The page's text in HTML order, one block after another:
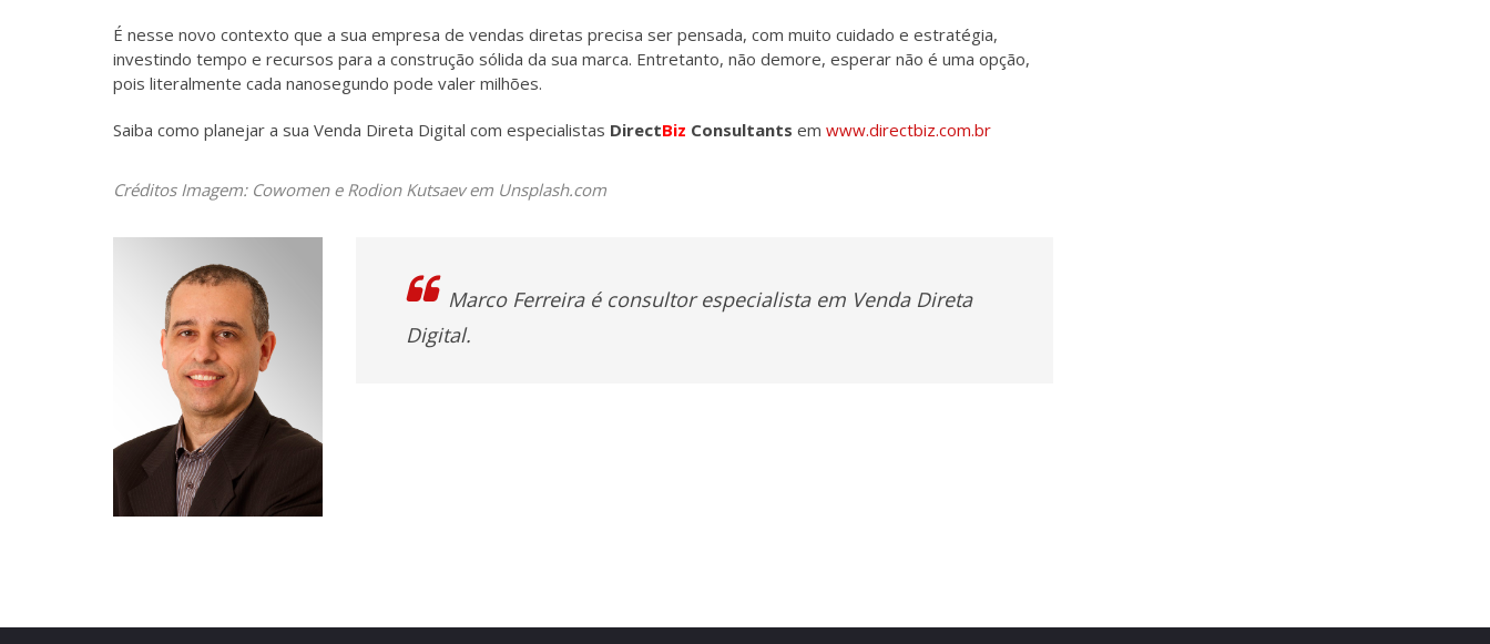
É nesse novo contexto que a sua empresa de vendas diretas precisa ser pensada, com muito cuidado e estratégia,
investindo tempo e recursos para a construção sólida da sua marca. Entretanto, não demore, esperar não é uma opção,
pois literalmente cada nanosegundo pode valer milhões.
Saiba como planejar a sua Venda Direta Digital com especialistas DirectBiz Consultants em www.directbiz.com.br
Créditos Imagem: Cowomen e Rodion Kutsaev em Unsplash.com
Marco Ferreira é consultor especialista em Venda Direta
Digital.